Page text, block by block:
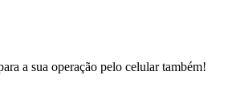
a sua operação pelo celular também!